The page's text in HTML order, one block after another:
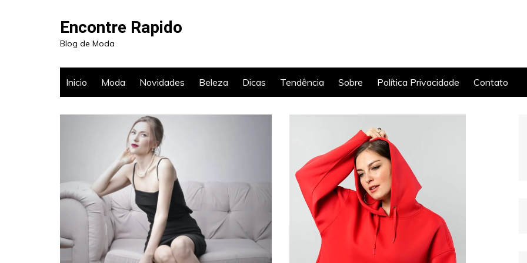
Encontre Rapido
Blog de Moda
Inicio Moda Novidades Beleza Dicas Tendência Sobre Política Privacidade Contato